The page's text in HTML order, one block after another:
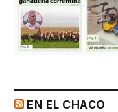
EN EL CHACO